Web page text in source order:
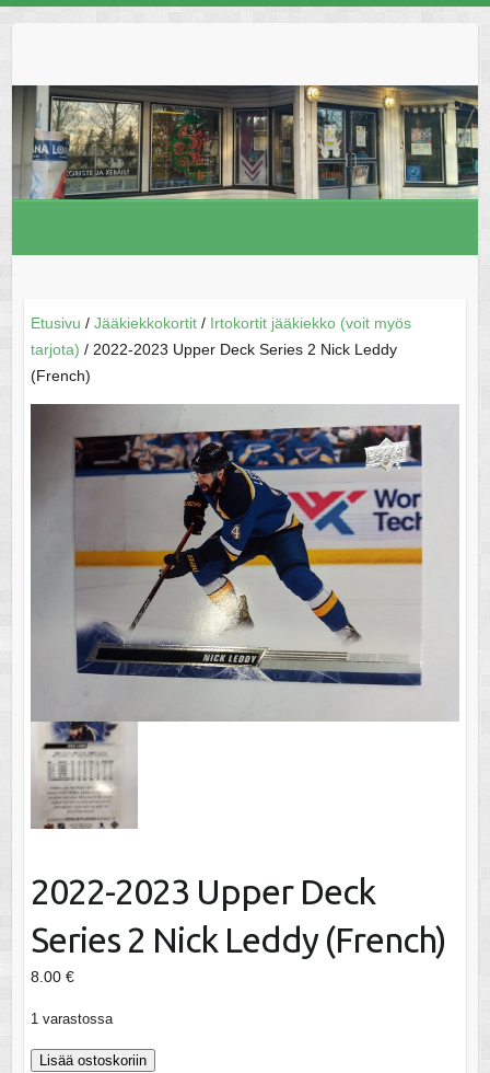
Etusivu / Jääkiekkokortit/ Irtokortit jääkiekko (voit myös
tarjota) / 2022-2023 Upper Deck Series 2 Nick Leddy
(French)
2022-2023 Upper Deck
Series 2 Nick Leddy (French)
8.00 €
1 varastossa
2022-
Lisää ostoskoriin